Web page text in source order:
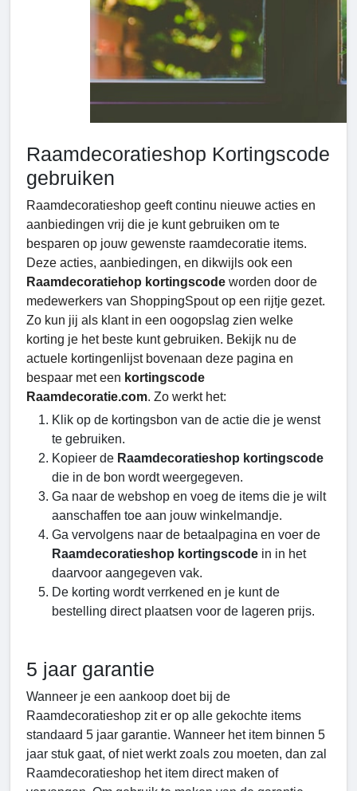
Raamdecoratieshop Kortingscode
gebruiken
Raamdecoratieshop geeft continu nieuwe acties en
aanbiedingen vrij die je kunt gebruiken om te
besparen op jouw gewenste raamdecoratie items.
Deze acties, aanbiedingen, en dikwijls ook een
Raamdecoratiehop kortingscode worden door de
medewerkers van ShoppingSpout op een rijtje gezet.
Zo kun jij als klant in een oogopslag zien welke
korting je het beste kunt gebruiken. Bekijk nu de
actuele kortingenlijst bovenaan deze pagina en
bespaar met een kortingscode
Raamdecoratie.com. Zo werkt het:
Klik op de kortingsbon van de actie die je wenst
te gebruiken.
Kopieer de Raamdecoratieshop kortingscode
die in de bon wordt weergegeven.
Ga naar de webshop en voeg de items die je wilt
aanschaffen toe aan jouw winkelmandje.
Ga vervolgens naar de betaalpagina en voer de
Raamdecoratieshop kortingscode in in het
daarvoor aangegeven vak.
De korting wordt verrkened en je kunt de
bestelling direct plaatsen voor de lageren prijs.
5 jaar garantie
Wanneer je een aankoop doet bij de
Raamdecoratieshop zit er op alle gekochte items
standaard 5 jaar garantie. Wanneer het item binnen 5
jaar stuk gaat, of niet werkt zoals zou moeten, dan zal
Raamdecoratieshop het item direct maken of